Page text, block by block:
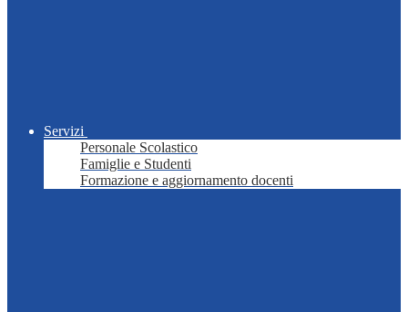
Servizi
Personale Scolastico
Famiglie e Studenti
Formazione e aggiornamento docenti